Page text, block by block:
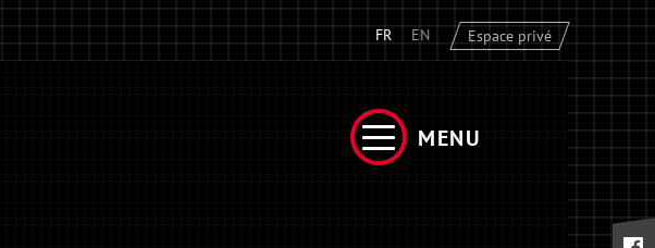
FR EN Espace privé
MENU